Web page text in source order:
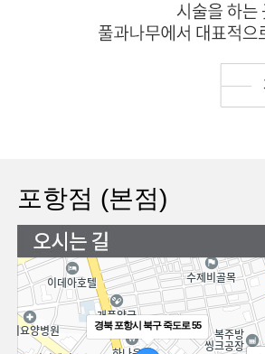
포항점 (본점)
경북 포항시 북구 죽도로 55